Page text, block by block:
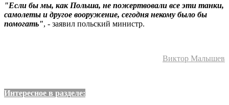
"Если бы мы, как Польша, не пожертвовали все эти танки,
самолеты и другое вооружение, сегодня некому было бы
помогать", - заявил польский министр.
Виктор Малышев
Интересное в разделе: